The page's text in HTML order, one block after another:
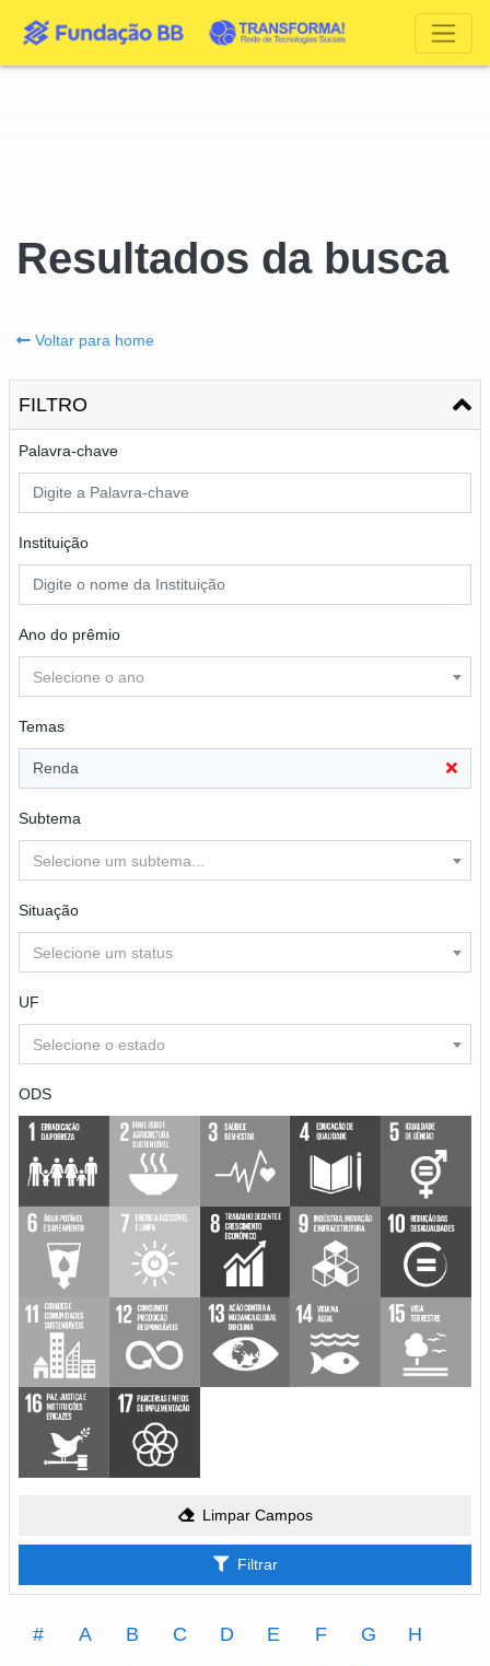
Resultados da busca
Voltar para home
FILTRO
Palavra-chave
Instituição
Ano do prêmio
Selecione o ano
Temas
Renda
Subtema
Selecione um subtema...
Situação
Selecione um status
UF
Selecione o estado
ODS
Limpar Campos
Filtrar
# A B C D E F G
H